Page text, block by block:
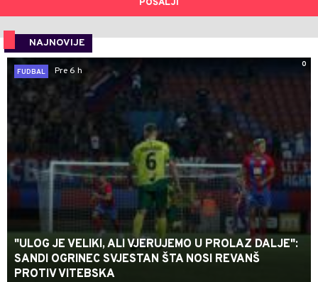
POŠALJI
NAJNOVIJE
0
FUDBAL
Pre 6 h
"ULOG JE VELIKI, ALI VJERUJEMO U PROLAZ DALJE":
SANDI OGRINEC SVJESTAN ŠTA NOSI REVANŠ
PROTIV VITEBSKA